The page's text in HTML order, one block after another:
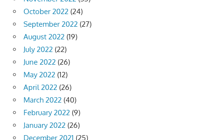
October 2022 (24)
September 2022 (27)
August 2022 (19)
July 2022 (22)
June 2022 (26)
May 2022 (12)
April 2022 (26)
March 2022 (40)
February 2022 (9)
January 2022 (26)
December 2021 (25)